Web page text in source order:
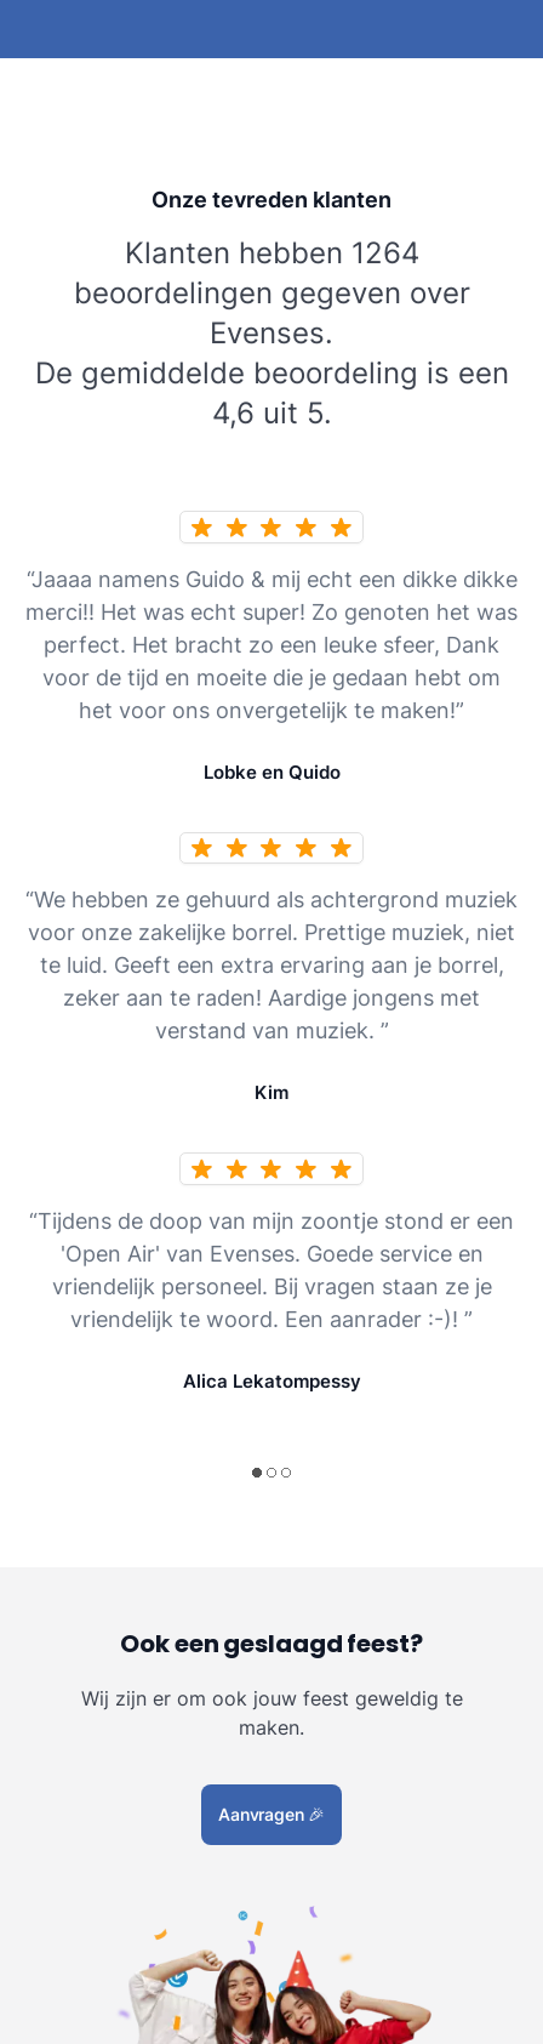
Onze tevreden klanten
Klanten hebben 1264
beoordelingen gegeven over
Evenses.
De gemiddelde beoordeling is een
4,6 uit 5.
“Jaaaa namens Guido & mij echt een dikke dikke
merci!! Het was echt super! Zo genoten het was
perfect. Het bracht zo een leuke sfeer, Dank
voor de tijd en moeite die je gedaan hebt om
het voor ons onvergetelijk te maken!”
Lobke en Quido
“We hebben ze gehuurd als achtergrond muziek
voor onze zakelijke borrel. Prettige muziek, niet
te luid. Geeft een extra ervaring aan je borrel,
zeker aan te raden! Aardige jongens met
verstand van muziek. ”
Kim
“Tijdens de doop van mijn zoontje stond er een
'Open Air' van Evenses. Goede service en
vriendelijk personeel. Bij vragen staan ze je
vriendelijk te woord. Een aanrader :-)! ”
Alica Lekatompessy
Ook een geslaagd feest?
Wij zijn er om ook jouw feest geweldig te
maken.
Aanvragen 🎉